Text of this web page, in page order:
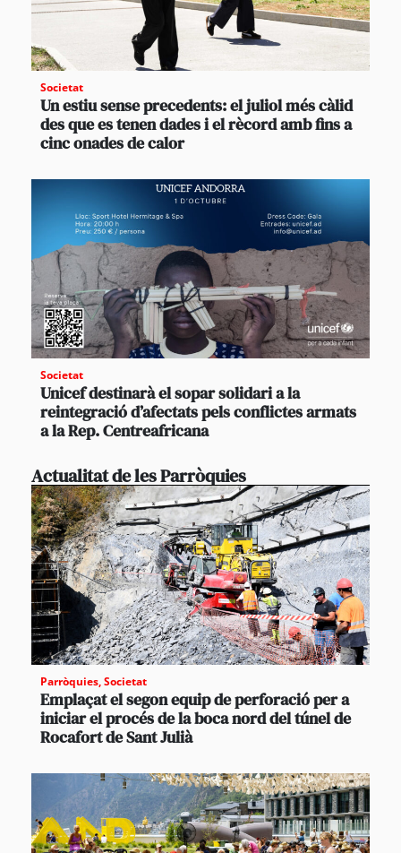
Societat
Un estiu sense precedents: el juliol més càlid
des que es tenen dades i el rècord amb fins a
cinc onades de calor
Societat
Unicef destinarà el sopar solidari a la
reintegració d’afectats pels conflictes armats
a la Rep. Centreafricana
Actualitat de les Parròquies
Parròquies,Societat
Emplaçat el segon equip de perforació per a
iniciar el procés de la boca nord del túnel de
Rocafort de Sant Julià